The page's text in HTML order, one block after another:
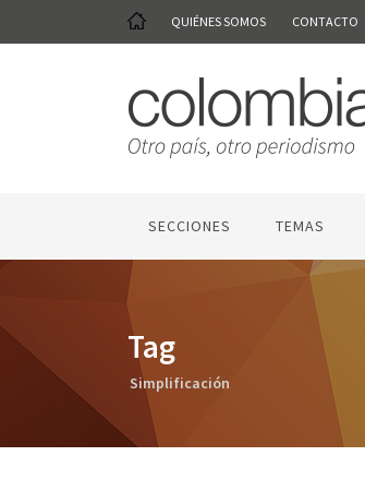
QUIÉNES SOMOS CONTACTO
SECCIONES TEMAS
Tag
Simplificación